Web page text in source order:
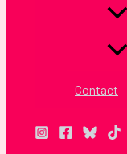
Contact